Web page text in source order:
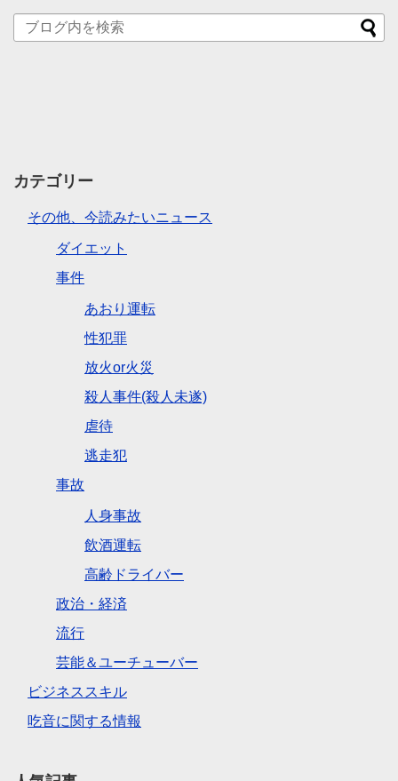
カテゴリー
その他、今読みたいニュース
ダイエット
事件
あおり運転
性犯罪
放火or火災
殺人事件(殺人未遂)
虐待
逃走犯
事故
人身事故
飲酒運転
高齢ドライバー
政治・経済
流行
芸能＆ユーチューバー
ビジネススキル
吃音に関する情報